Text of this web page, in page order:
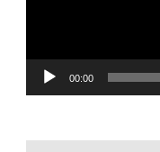
00:00